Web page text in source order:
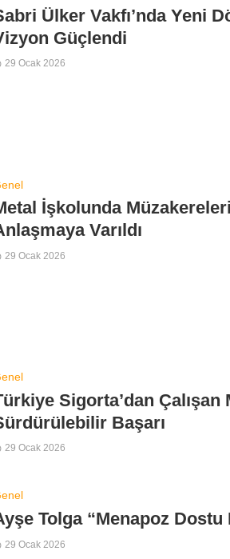
Ülker Vakfı’nda Yeni
Güçlendi
29 Ocak 2026
İşkolunda
Varıldı
29 Ocak 2026
Sigorta’dan
Başarı
29 Ocak 2026
Tolga “Menapoz
29 Ocak 2026